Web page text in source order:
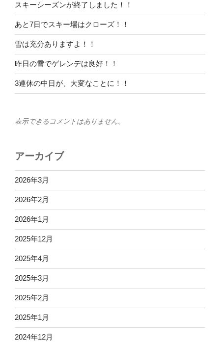
スキーシーズンが終了しました！！
あと7日でスキー場はクローズ！！
雪は充分ありますよ！！
昨日の雪でゲレンデは良好！！
3連休の中日が、大変なことに！！
表示できるコメントはありません。
アーカイブ
2026年3月
2026年2月
2026年1月
2025年12月
2025年4月
2025年3月
2025年2月
2025年1月
2024年12月